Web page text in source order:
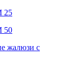
25
50
жалюзи с